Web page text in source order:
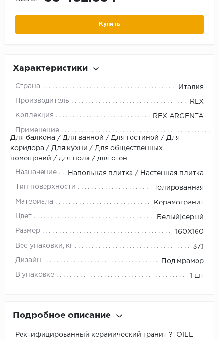
Купить
Характеристики
Страна Италия
Производитель REX
Коллекция REX ARGENTA
Применение
Для балкона / Для ванной / Для гостиной / Для
коридора / Для кухни / Для общественных
помещений / для пола / для стен
Назначение Напольная плитка / Настенная плитка
Тип поверхности Полированная
Материала Керамогранит
Цвет Белый|серый
Размер 160X160
Вес упаковки, кг 37,1
Дизайн Под мрамор
В упаковке 1 шт
Подробное описание
Ректифицированный керамический гранит ?TOILE